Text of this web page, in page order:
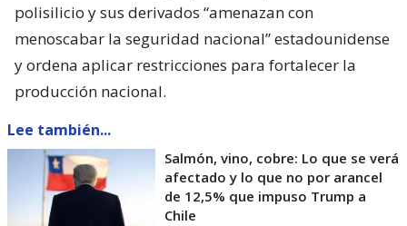
polisilicio y sus derivados “amenazan con
menoscabar la seguridad nacional” estadounidense
y ordena aplicar restricciones para fortalecer la
producción nacional.
Lee también...
Salmón, vino, cobre: Lo que se verá
afectado y lo que no por arancel
de 12,5% que impuso Trump a
Chile